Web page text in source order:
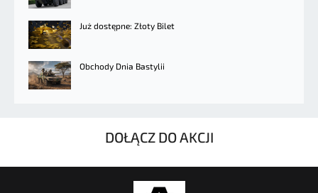
Już dostępne: Złoty Bilet
Obchody Dnia Bastylii
DOŁĄCZ DO AKCJI